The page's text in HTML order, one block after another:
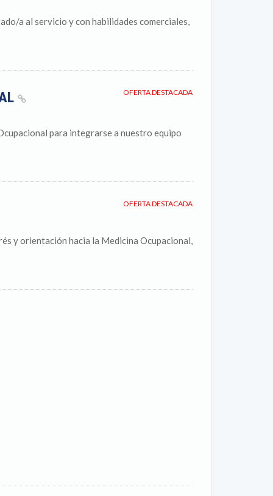
a al servicio y con habilidades comerciales,
OFERTA DESTACADA
para integrarse a nuestro equipo
OFERTA DESTACADA
y orientación hacia la Medicina Ocupacional,